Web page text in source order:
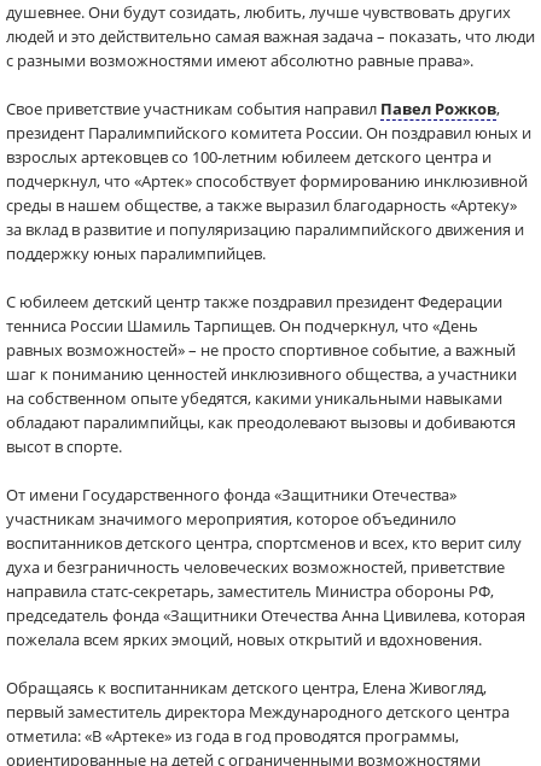
душевнее. Они будут созидать, любить, лучше чувствовать других
людей и это действительно самая важная задача – показать, что люди
с разными возможностями имеют абсолютно равные права».
Свое приветствие участникам события направил Павел Рожков,
президент Паралимпийского комитета России. Он поздравил юных и
взрослых артековцев со 100-летним юбилеем детского центра и
подчеркнул, что «Артек» способствует формированию инклюзивной
среды в нашем обществе, а также выразил благодарность «Артеку»
за вклад в развитие и популяризацию паралимпийского движения и
поддержку юных паралимпийцев.
С юбилеем детский центр также поздравил президент Федерации
тенниса России Шамиль Тарпищев. Он подчеркнул, что «День
равных возможностей» – не просто спортивное событие, а важный
шаг к пониманию ценностей инклюзивного общества, а участники
на собственном опыте убедятся, какими уникальными навыками
обладают паралимпийцы, как преодолевают вызовы и добиваются
высот в спорте.
От имени Государственного фонда «Защитники Отечества»
участникам значимого мероприятия, которое объединило
воспитанников детского центра, спортсменов и всех, кто верит силу
духа и безграничность человеческих возможностей, приветствие
направила статс-секретарь, заместитель Министра обороны РФ,
председатель фонда «Защитники Отечества Анна Цивилева, которая
пожелала всем ярких эмоций, новых открытий и вдохновения.
Обращаясь к воспитанникам детского центра, Елена Живогляд,
первый заместитель директора Международного детского центра
отметила: «В «Артеке» из года в год проводятся программы,
ориентированные на детей с ограниченными возможностями